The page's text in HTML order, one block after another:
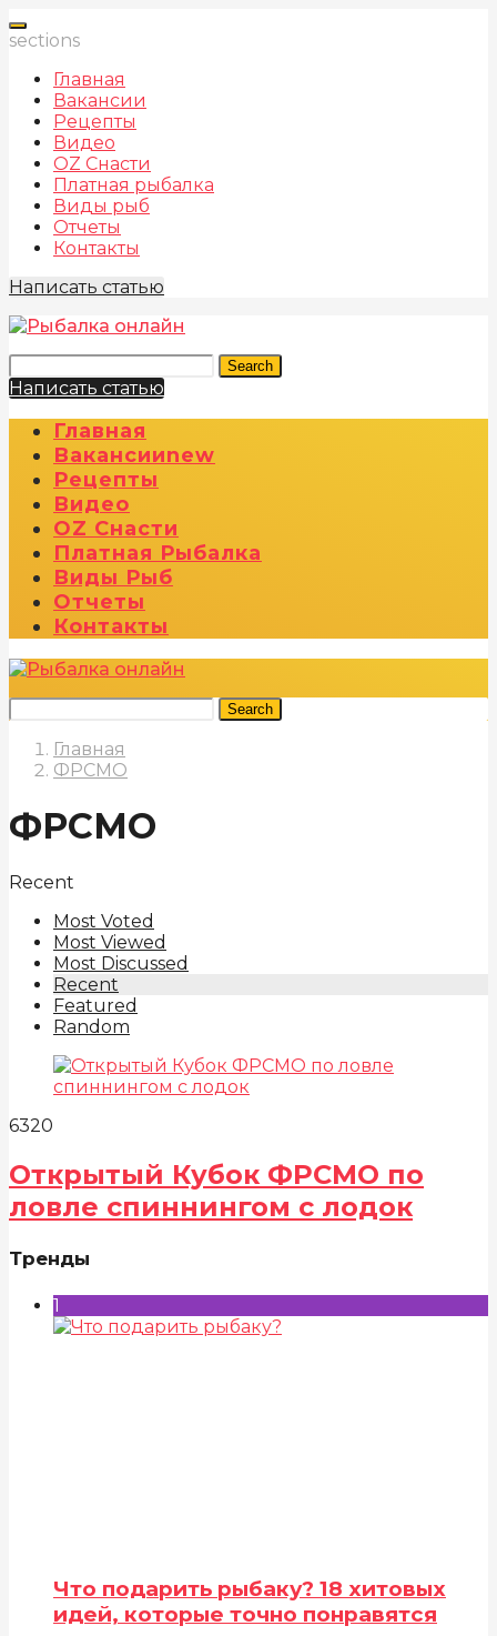
sections
Главная
Вакансии
Рецепты
Видео
OZ Снасти
Платная рыбалка
Виды рыб
Отчеты
Контакты
Написать статью
Search
Написать статью
Главная
ВакансииNew
Рецепты
Видео
OZ Снасти
Платная Рыбалка
Виды Рыб
Отчеты
Контакты
Search
Главная
ФРСМО
ФРСМО
Recent
Most Voted
Most Viewed
Most Discussed
Recent
Featured
Random
6320
Открытый Кубок ФРСМО по
ловле спиннингом с лодок
Тренды
1
Что подарить рыбаку? 18 хитовых
идей, которые точно понравятся